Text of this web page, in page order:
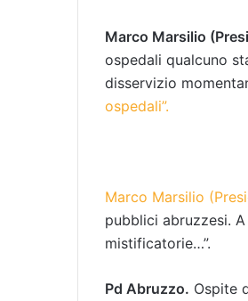
Marco Marsilio
ospedali qualcuno
disservizio
ospedali”.
Marco Marsilio
pubblici abruzzesi.
mistificatorie…”.
Pd Abruzzo. Ospite